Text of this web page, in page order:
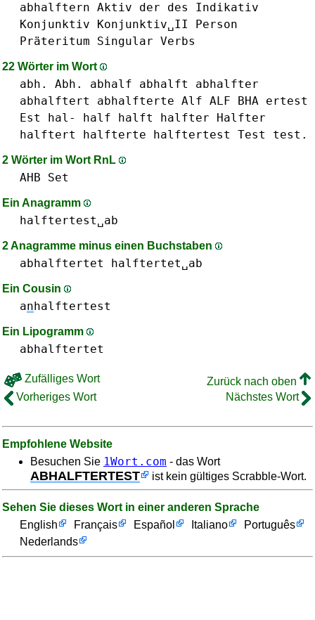
abhalftern Aktiv der des
Indikativ
Konjunktiv
Konjunktiv␣II
Person
Präteritum
Singular Verbs
22 Wörter im Wort
abh. Abh. abhalf abhalft
abhalfter
abhalftert
abhalfterte Alf ALF BHA ertest
Est
hal- half halft
halfter Halfter
halftert
halfterte halftertest Test test.
2 Wörter im Wort RnL
AHB Set
Ein Anagramm
halftertest␣ab
2 Anagramme minus einen Buchstaben
abhalftertet halftertet␣ab
Ein Cousin
anhalftertest
Ein Lipogramm
abhalftertet
Zufälliges Wort
Zurück nach oben
Vorheriges Wort
Nächstes Wort
Empfohlene Website
Besuchen Sie 1Wort.com - das Wort
ABHALFTERTEST ist kein gültiges Scrabble-Wort.
Sehen Sie dieses Wort in einer anderen Sprache
English
Français Español Italiano
Português
Nederlands